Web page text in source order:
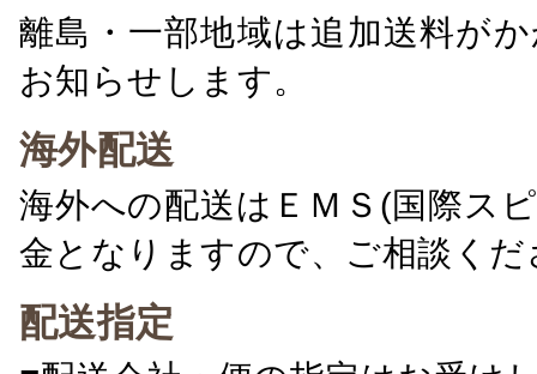
離島・一部地域は追加送料が
お知らせします。
海外配送
海外への配送はＥＭＳ(国際ス
金となりますので、ご相談くだ
配送指定